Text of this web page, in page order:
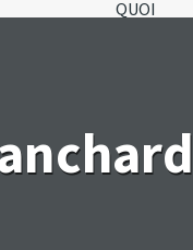
QUOI